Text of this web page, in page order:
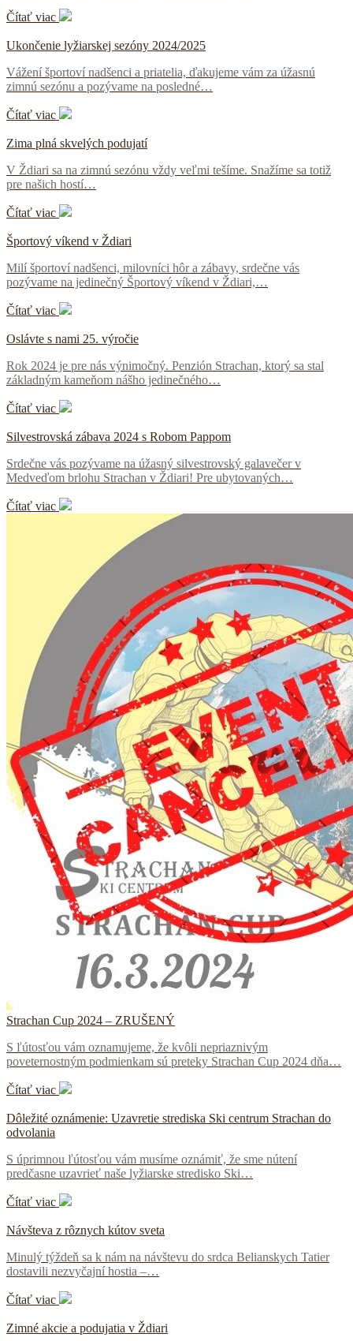
Čítať viac
Ukončenie lyžiarskej sezóny 2024/2025
Vážení športoví nadšenci a priatelia, ďakujeme vám za úžasnú
zimnú sezónu a pozývame na posledné…
Čítať viac
Zima plná skvelých podujatí
V Ždiari sa na zimnú sezónu vždy veľmi tešíme. Snažíme sa totiž
pre našich hostí…
Čítať viac
Športový víkend v Ždiari
Milí športoví nadšenci, milovníci hôr a zábavy, srdečne vás
pozývame na jedinečný Športový víkend v Ždiari,…
Čítať viac
Oslávte s nami 25. výročie
Rok 2024 je pre nás výnimočný. Penzión Strachan, ktorý sa stal
základným kameňom nášho jedinečného…
Čítať viac
Silvestrovská zábava 2024 s Robom Pappom
Srdečne vás pozývame na úžasný silvestrovský galavečer v
Medveďom brlohu Strachan v Ždiari! Pre ubytovaných…
Čítať viac
Strachan Cup 2024 – ZRUŠENÝ
S ľútosťou vám oznamujeme, že kvôli nepriaznivým
poveternostným podmienkam sú preteky Strachan Cup 2024 dňa…
Čítať viac
Dôležité oznámenie: Uzavretie strediska Ski centrum Strachan do
odvolania
S úprimnou ľútosťou vám musíme oznámiť, že sme nútení
predčasne uzavrieť naše lyžiarske stredisko Ski…
Čítať viac
Návšteva z rôznych kútov sveta
Minulý týždeň sa k nám na návštevu do srdca Belianskych Tatier
dostavili nezvyčajní hostia –…
Čítať viac
Zimné akcie a podujatia v Ždiari